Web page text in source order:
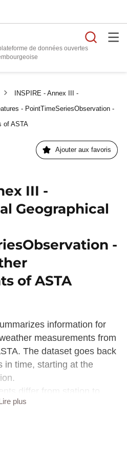
de données ouvertes
INSPIRE - Annex III -
- PointTimeSeriesObservation -
of ASTA
Ajouter aux favoris
III -
Geographical
-
of ASTA
information for
measurements from
The dataset goes back
in time, starting at the
differ from station to
geoserver/mf/wms
plus